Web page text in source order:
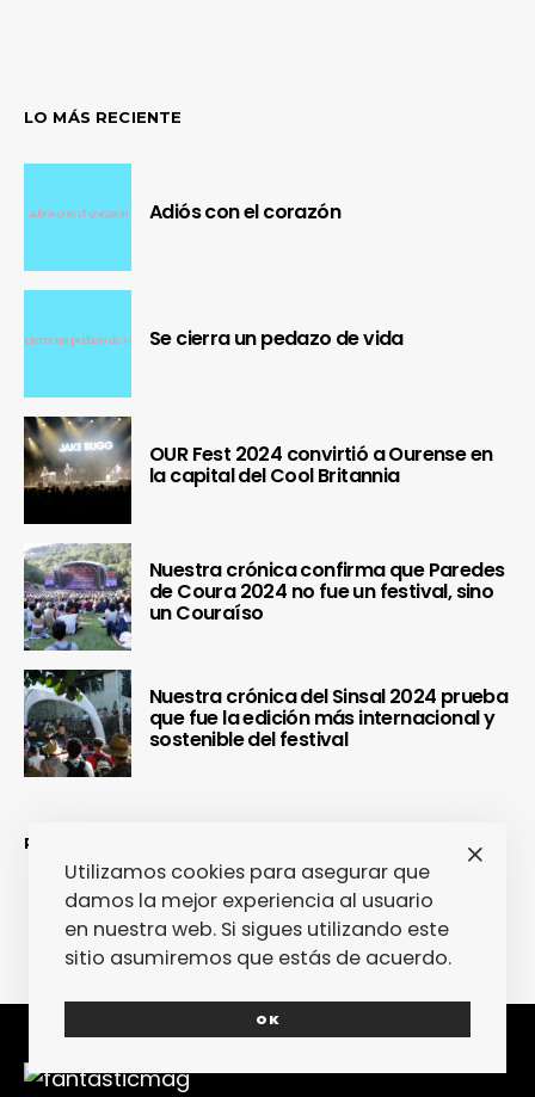
LO MÁS RECIENTE
Adiós con el corazón
Se cierra un pedazo de vida
OUR Fest 2024 convirtió a Ourense en
la capital del Cool Britannia
Nuestra crónica confirma que Paredes
de Coura 2024 no fue un festival, sino
un Couraíso
Nuestra crónica del Sinsal 2024 prueba
que fue la edición más internacional y
sostenible del festival
REDES SOCIALES
Utilizamos cookies para asegurar que
damos la mejor experiencia al usuario
en nuestra web. Si sigues utilizando este
sitio asumiremos que estás de acuerdo.
OK